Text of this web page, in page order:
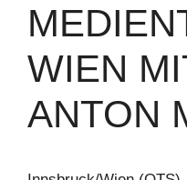
WIEN
ANTON